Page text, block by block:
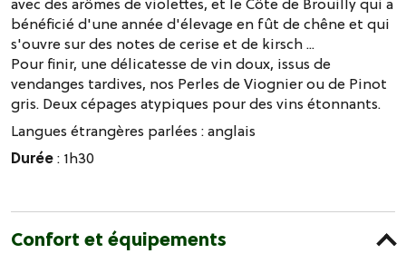
bénéficié d'une année d'élevage en fût de chêne et qui
s'ouvre sur des notes de cerise et de kirsch ...
Pour finir, une délicatesse de vin doux, issus de
vendanges tardives, nos Perles de Viognier ou de Pinot
gris. Deux cépages atypiques pour des vins étonnants.
Langues étrangères parlées :anglais
Durée: 1h30
Confort et équipements